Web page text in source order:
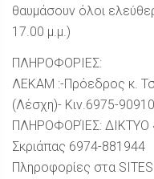
θαυμάσουν όλοι
17.00 μ.μ.)
ΠΛΗΡΟΦΟΡΙΕΣ:
ΛΕΚΑΜ :-Πρόεδρος κ.
(Λέσχη)- Κιν.6975-
ΠΛΗΡΟΦΟΡΊΕΣ: ΔΙΚΤΥΟ
Σκριάπας 6974-881944
Πληροφορίες στα